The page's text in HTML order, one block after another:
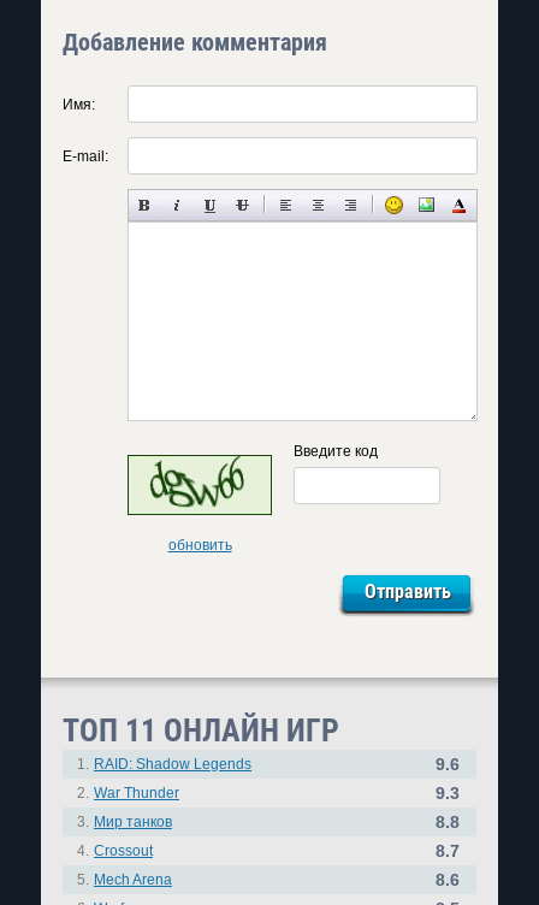
Добавление комментария
Имя:
E-mail:
обновить
Введите код
ТОП 11 ОНЛАЙН ИГР
1. RAID: Shadow Legends 9.6
2. War Thunder 9.3
3. Мир танков 8.8
4. Crossout 8.7
5. Mech Arena 8.6